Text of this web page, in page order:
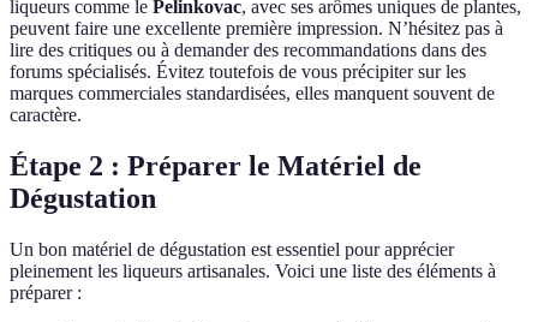
liqueurs comme le Pelinkovac, avec ses arômes uniques de plantes,
peuvent faire une excellente première impression. N’hésitez pas à
lire des critiques ou à demander des recommandations dans des
forums spécialisés. Évitez toutefois de vous précipiter sur les
marques commerciales standardisées, elles manquent souvent de
caractère.
Étape 2 : Préparer le Matériel de
Dégustation
Un bon matériel de dégustation est essentiel pour apprécier
pleinement les liqueurs artisanales. Voici une liste des éléments à
préparer :